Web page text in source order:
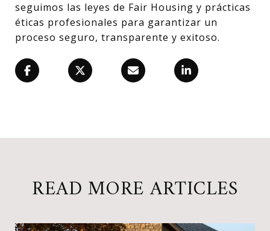
seguimos las leyes de Fair Housing y prácticas
éticas profesionales para garantizar un
proceso seguro, transparente y exitoso.
READ MORE ARTICLES